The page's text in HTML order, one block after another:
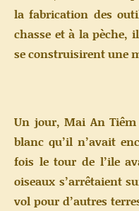
la fabrication des
chasse et à la pèche,
se construisirent une
Un jour, Mai An
blanc qu’il n’avait
fois le tour de l’ile
oiseaux s’arrêtaient
vol pour d’autres